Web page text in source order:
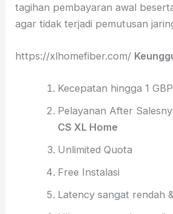
tagihan pembayaran awal
agar tidak terjadi pemutusan
https://xlhomefiber.com/
Kecepatan hingga 1
Pelayanan After
CS XL Home
Unlimited Quota
Free Instalasi
Latency sangat rendah